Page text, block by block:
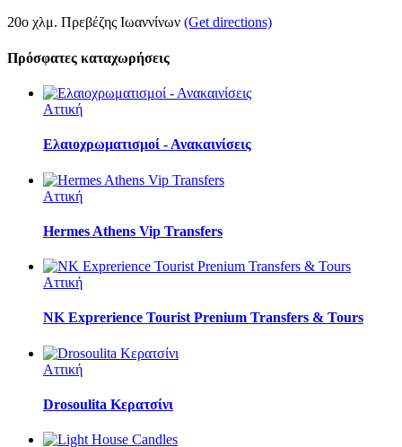
20ο χλμ. Πρεβέζης Ιωαννίνων (Get directions)
Πρόσφατες καταχωρήσεις
Αττική
Ελαιοχρωματισμοί - Ανακαινίσεις
Αττική
Hermes Athens Vip Transfers
Αττική
NK Exprerience Tourist Prenium Transfers & Tours
Αττική
Drosoulita Κερατσίνι